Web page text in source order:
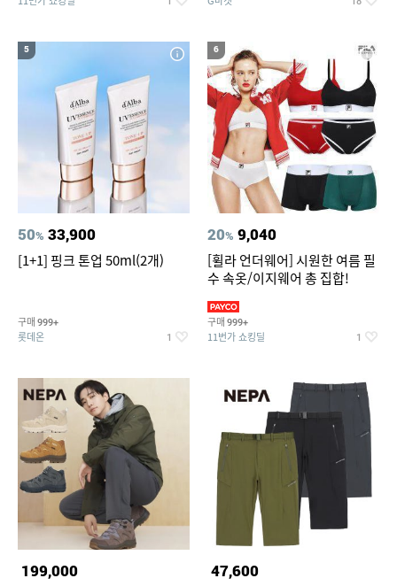
5
50% 33,900
[1+1] 핑크 톤업 50ml(2개)
구매 999+
롯데온 1
6
20% 9,040
[휠라 언더웨어] 시원한 여름 필
수 속옷/이지웨어 총 집합!
구매 999+
11번가 쇼킹딜 1
199,000 47,600